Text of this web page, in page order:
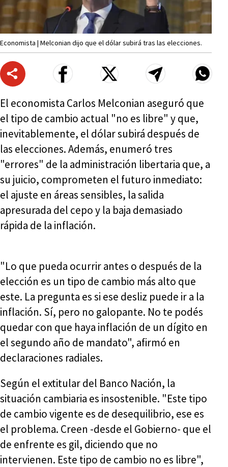
Economista | Melconian dijo que el dólar subirá tras las elecciones.
El economista Carlos Melconian aseguró que
el tipo de cambio actual "no es libre" y que,
inevitablemente, el dólar subirá después de
las elecciones. Además, enumeró tres
"errores" de la administración libertaria que, a
su juicio, comprometen el futuro inmediato:
el ajuste en áreas sensibles, la salida
apresurada del cepo y la baja demasiado
rápida de la inflación.
"Lo que pueda ocurrir antes o después de la
elección es un tipo de cambio más alto que
este. La pregunta es si ese desliz puede ir a la
inflación. Sí, pero no galopante. No te podés
quedar con que haya inflación de un dígito en
el segundo año de mandato", afirmó en
declaraciones radiales.
Según el extitular del Banco Nación, la
situación cambiaria es insostenible. "Este tipo
de cambio vigente es de desequilibrio, ese es
el problema. Creen -desde el Gobierno- que el
de enfrente es gil, diciendo que no
intervienen. Este tipo de cambio no es libre",